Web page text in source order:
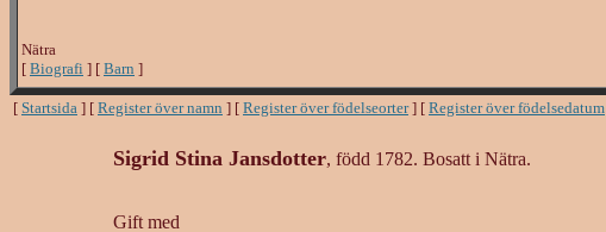
Nätra
[ Biografi ] [ Barn ]
[ Startsida ] [ Register över namn ] [ Register över födelseorter] [ Register över födelsedatum
Sigrid Stina Jansdotter, född 1782. Bosatt i Nätra.
Gift med